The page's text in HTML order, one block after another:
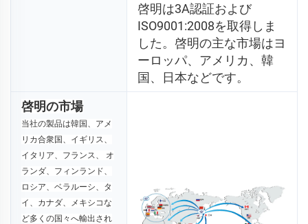
啓明は3A認証および
ISO9001:2008を取得しま
した。啓明の主な市場はヨ
ーロッパ、アメリカ、韓
国、日本などです。
啓明の市場
当社の製品は韓国、アメ
リカ合衆国、イギリス、
イタリア、フランス、 オ
ランダ、フィンランド、
ロシア、ベラルーシ、タ
イ、カナダ、メキシコな
ど多くの国々へ輸出され